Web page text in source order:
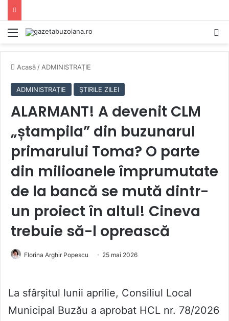
Mediu
Acasă / ADMINISTRAȚIE
ADMINISTRAȚIE ȘTIRILE ZILEI
ALARMANT! A devenit CLM
„ștampila” din buzunarul
primarului Toma? O parte
din milioanele împrumutate
de la bancă se mută dintr-
un proiect în altul! Cineva
trebuie să-l oprească
Florina Arghir Popescu 25 mai 2026
La sfârșitul lunii aprilie, Consiliul Local
Municipal Buzău a aprobat HCL nr. 78/2026